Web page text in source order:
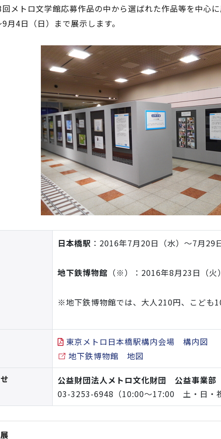
メトロ文学館応募作品の中から選ばれた作品等を中心
月4日（日）まで展示します。
日本橋駅 ：2016年7月20日（水）～7月29
地下鉄博物館 （※）：2016年8月23日（
※地下鉄博物館では、大人210円、こども
東京メトロ日本橋駅構内会場 構内図
地下鉄博物館 地図
公益財団法人メトロ文化財団 公益事業部
03-3253-6948（10:00～17:00 土・日・祝